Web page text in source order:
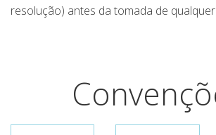
resolução) antes da tomada de